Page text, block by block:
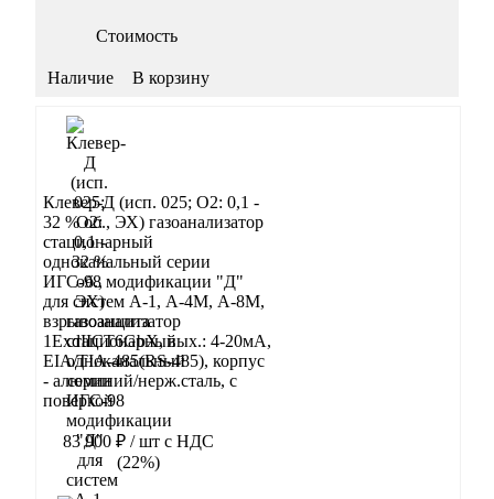
Стоимость
Наличие В корзину
Клевер-Д (исп. 025; О2: 0,1 -
32 % об., ЭХ) газоанализатор
стационарный
одноканальный серии
ИГС-98 модификации "Д"
для систем А-1, А-4М, А-8М,
взрывозащита
1ExdIIСT6GbX, вых.: 4-20мА,
EIA/TIA-485(RS-485), корпус
- алюминий/нерж.сталь, с
поверкой
83 900 ₽ / шт с НДС
(22%)